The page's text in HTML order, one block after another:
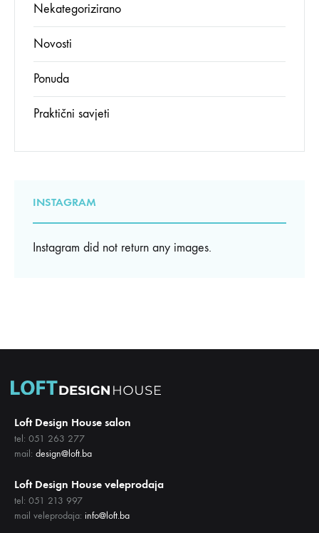
Nekategorizirano
Novosti
Ponuda
Praktični savjeti
INSTAGRAM
Instagram did not return any images.
Loft Design House salon
tel: 051 263 277
mail: design@loft.ba
Loft Design House veleprodaja
tel: 051 213 997
mail veleprodaja: info@loft.ba